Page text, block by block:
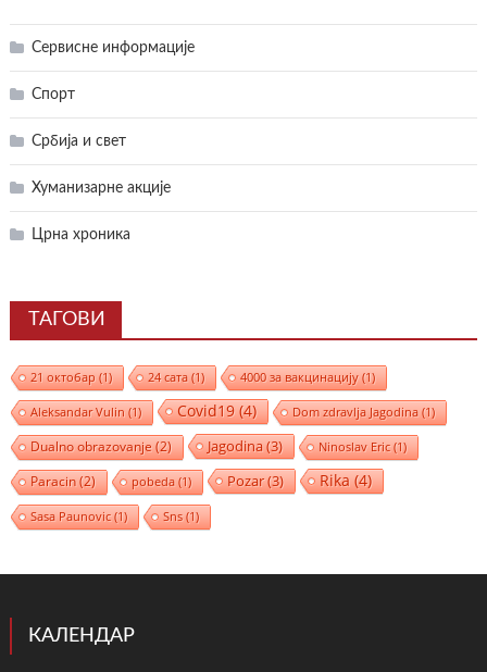
Сервисне информације
Спорт
Србија и свет
Хуманизарне акције
Црна хроника
ТАГОВИ
21 октобар(1) 24 сата(1) 4000 за вакцинацију(1)
Aleksandar Vulin(1) Covid19(4) Dom zdravlja Jagodina(1)
Dualno obrazovanje(2) Jagodina(3) Ninoslav Eric(1)
Paracin(2) pobeda(1) Pozar(3) Rika(4)
Sasa Paunovic(1) Sns(1)
КАЛЕНДАР